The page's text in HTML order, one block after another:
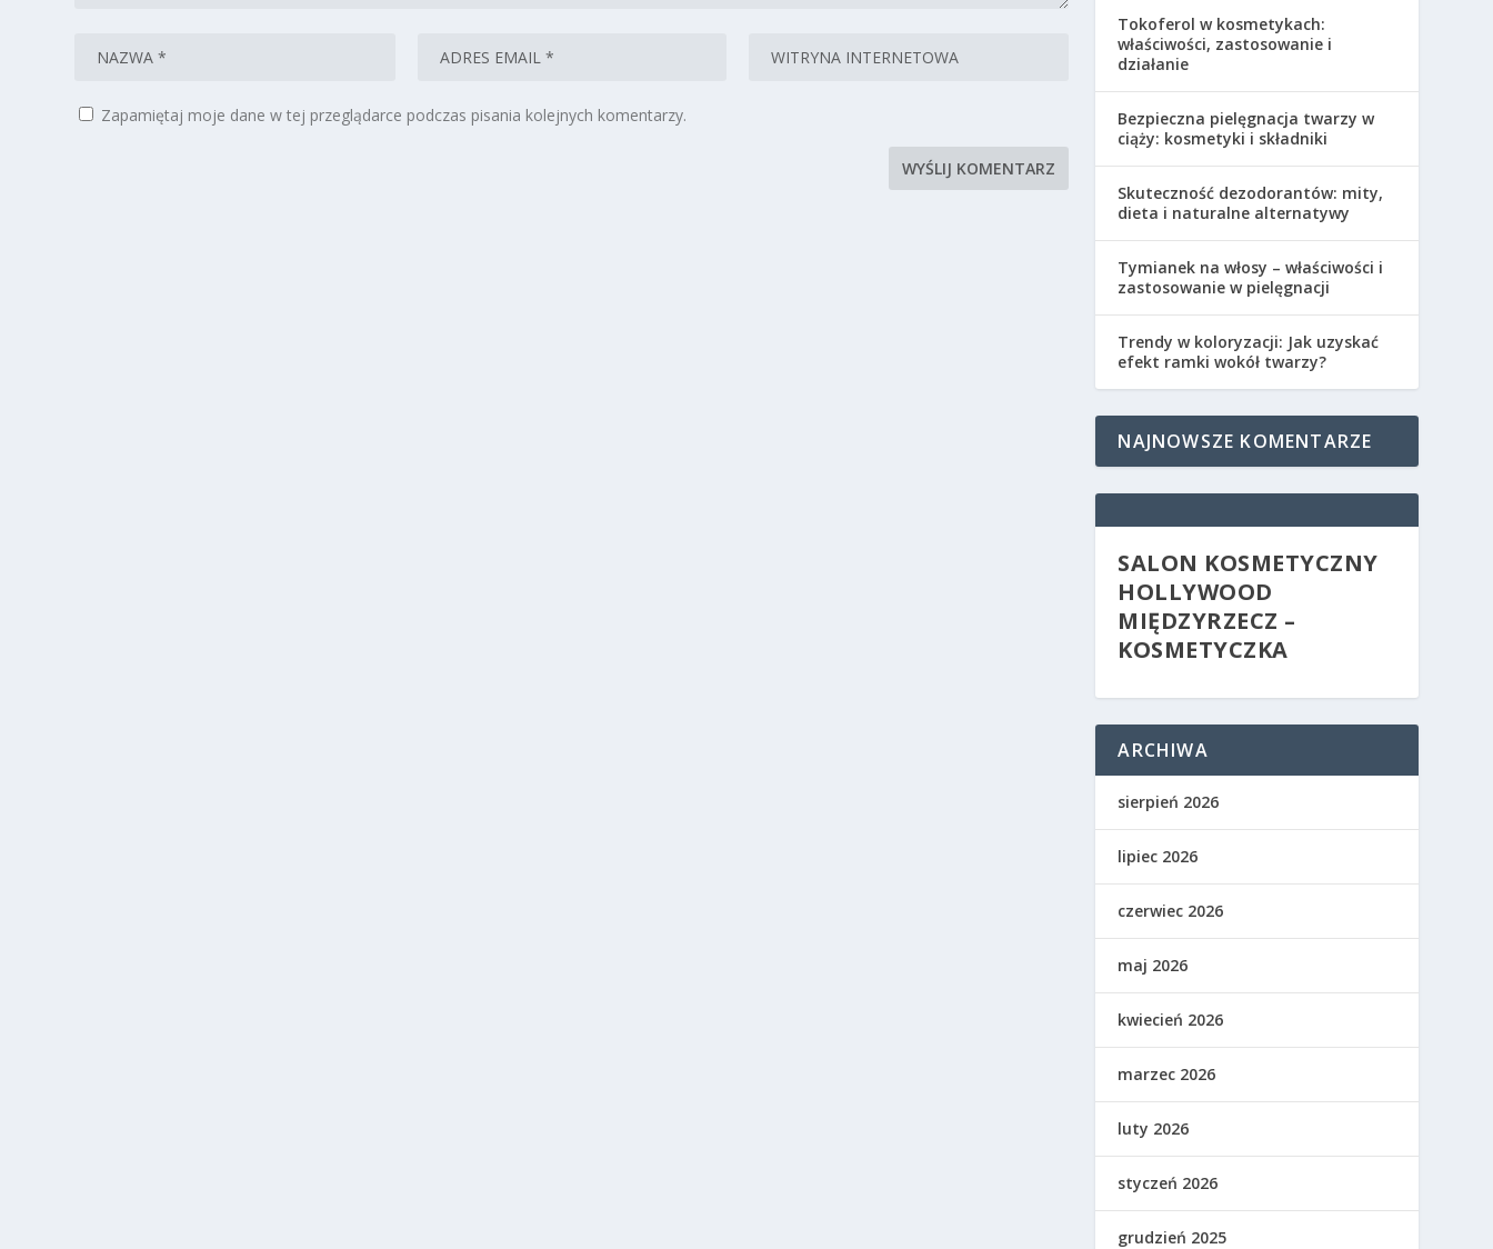
Zapamiętaj moje dane w tej przeglądarce podczas pisania kolejnych komentarzy.
Tokoferol w kosmetykach:
właściwości, zastosowanie i
działanie
Bezpieczna pielęgnacja twarzy w
ciąży: kosmetyki i składniki
Skuteczność dezodorantów: mity,
dieta i naturalne alternatywy
Tymianek na włosy – właściwości i
zastosowanie w pielęgnacji
Trendy w koloryzacji: Jak uzyskać
efekt ramki wokół twarzy?
NAJNOWSZE KOMENTARZE
SALON KOSMETYCZNY
HOLLYWOOD
MIĘDZYRZECZ –
KOSMETYCZKA
ARCHIWA
sierpień 2026
lipiec 2026
czerwiec 2026
maj 2026
kwiecień 2026
marzec 2026
luty 2026
styczeń 2026
grudzień 2025